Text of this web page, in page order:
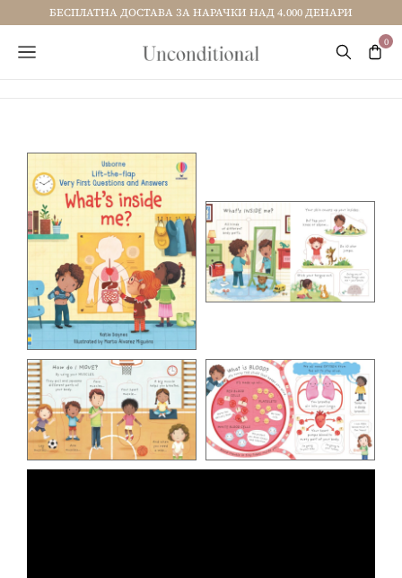
БЕСПЛАТНА ДОСТАВА ЗА НАРАЧКИ НАД 4.000 ДЕНАРИ